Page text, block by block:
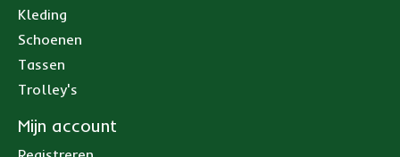
Kleding
Schoenen
Tassen
Trolley's
Mijn account